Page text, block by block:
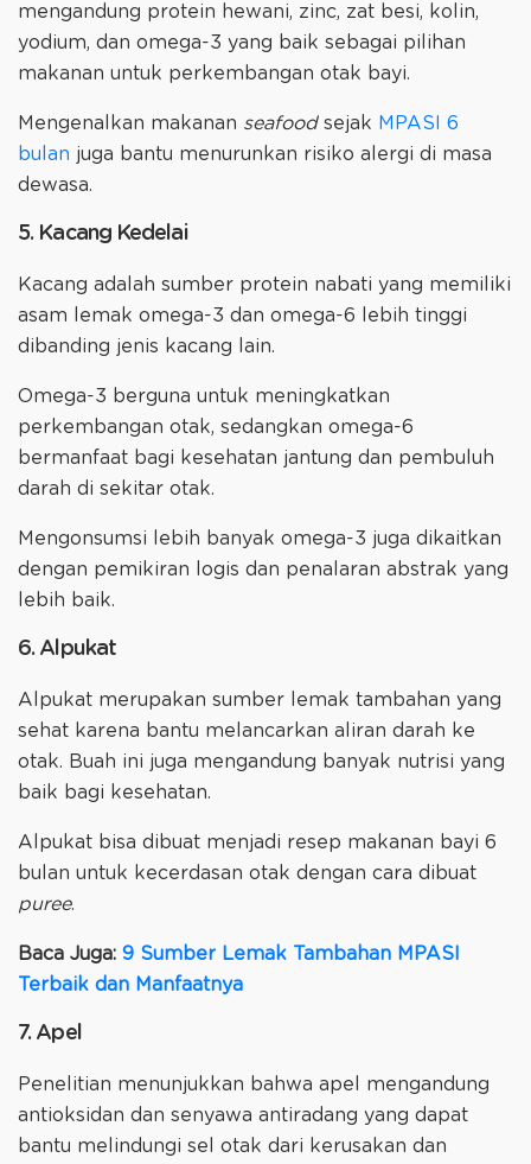
mengandung protein hewani, zinc, zat besi, kolin,
yodium, dan omega-3 yang baik sebagai pilihan
makanan untuk perkembangan otak bayi.
Mengenalkan makanan seafoodsejak MPASI 6
bulan juga bantu menurunkan risiko alergi di masa
dewasa.
5. Kacang Kedelai
Kacang adalah sumber protein nabati yang memiliki
asam lemak omega-3 dan omega-6 lebih tinggi
dibanding jenis kacang lain.
Omega-3 berguna untuk meningkatkan
perkembangan otak, sedangkan omega-6
bermanfaat bagi kesehatan jantung dan pembuluh
darah di sekitar otak.
Mengonsumsi lebih banyak omega-3 juga dikaitkan
dengan pemikiran logis dan penalaran abstrak yang
lebih baik.
6. Alpukat
Alpukat merupakan sumber lemak tambahan yang
sehat karena bantu melancarkan aliran darah ke
otak. Buah ini juga mengandung banyak nutrisi yang
baik bagi kesehatan.
Alpukat bisa dibuat menjadi resep makanan bayi 6
bulan untuk kecerdasan otak dengan cara dibuat
puree.
Baca Juga: 9 Sumber Lemak Tambahan MPASI
Terbaik dan Manfaatnya
7. Apel
Penelitian menunjukkan bahwa apel mengandung
antioksidan dan senyawa antiradang yang dapat
bantu melindungi sel otak dari kerusakan dan